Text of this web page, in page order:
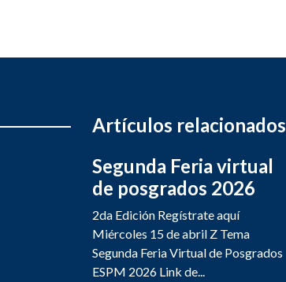
Artículos relacionados
Segunda Feria virtual
de posgrados 2026
2da Edición Regístrate aquí
Miércoles 15 de abril Z Tema
Segunda Feria Virtual de Posgrados
ESPM 2026 Link de...